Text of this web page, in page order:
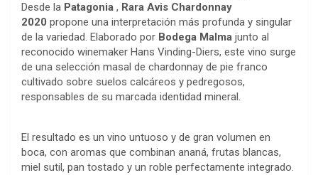
Desde la Patagonia , Rara Avis Chardonnay
2020 propone una interpretación más profunda y singular
de la variedad. Elaborado por Bodega Malma junto al
reconocido winemaker Hans Vinding-Diers, este vino surge
de una selección masal de chardonnay de pie franco
cultivado sobre suelos calcáreos y pedregosos,
responsables de su marcada identidad mineral.
El resultado es un vino untuoso y de gran volumen en
boca, con aromas que combinan ananá, frutas blancas,
miel sutil, pan tostado y un roble perfectamente integrado.